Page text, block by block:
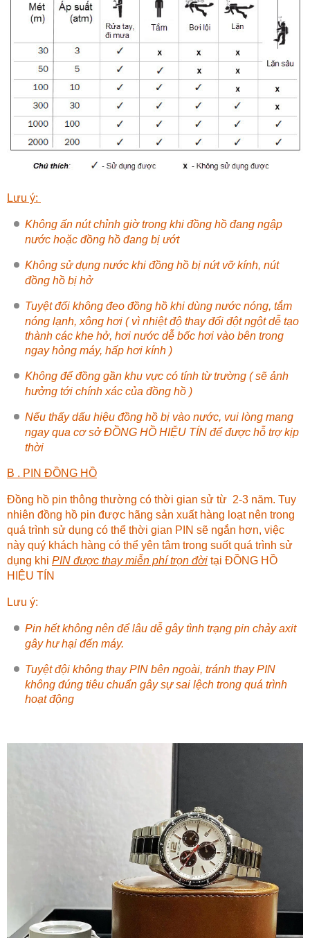
Lưu ý:
Không ấn nút chỉnh giờ trong khi đồng hồ đang ngập
nước hoặc đồng hồ đang bị ướt
Không sử dụng nước khi đồng hồ bị nứt vỡ kính, nút
đồng hồ bị hở
Tuyệt đối không đeo đồng hồ khi dùng nước nóng, tắm
nóng lạnh, xông hơi ( vì nhiệt độ thay đổi đột ngột dễ tạo
thành các khe hở, hơi nước dễ bốc hơi vào bên trong
ngay hỏng máy, hấp hơi kính )
Không để đồng gần khu vực có tính từ trường ( sẽ ảnh
hưởng tới chính xác của đồng hồ )
Nếu thấy dấu hiệu đồng hồ bị vào nước, vui lòng mang
ngay qua cơ sởĐỒNG HỒ HIỆU TÍN để được hỗ trợ kịp
thời
B . PIN ĐỒNG HỒ
Đồng hồ pin thông thường có thời gian sử từ 2-3 năm. Tuy
nhiên đồng hồ pin được hãng sản xuất hàng loạt nên trong
quá trình sử dụng có thể thời gian PIN sẽ ngắn hơn, việc
này quý khách hàng có thể yên tâm trong suốt quá trình sử
dụng khi PIN được thay miễn phí trọn đời tại ĐỒNG HỒ
HIỆU TÍN
Lưu ý:
Pin hết không nên để lâu dễ gây tình trạng pin chảy axit
gây hư hại đến máy.
Tuyệt đội không thay PIN bên ngoài, tránh thay PIN
không đúng tiêu chuẩn gây sự sai lệch trong quá trình
hoạt động